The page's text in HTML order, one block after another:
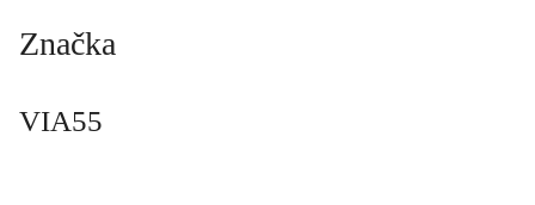
Značka
VIA55